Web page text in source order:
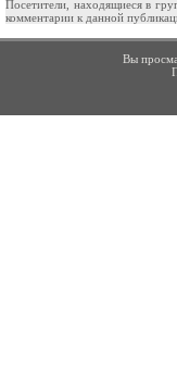
Посетители, находящиеся в
комментарии к данной
Вы